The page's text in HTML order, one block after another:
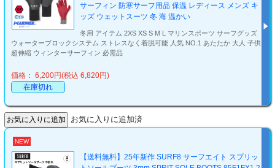
サーフィン 防寒サーフ用品 保温 レディース メンズ キ
ッズ ウェットスーツ 冬 海 温かい
冬用 アイテム 2XS XS S M L マリンスポーツ サーフグッズ
ウォーターブロックシステム ストレスなく着脱可能 人気 NO.1 あたたか 大人 子供
超伸縮 ウィンターサーフィン 必需品
価格： 6,200円(税込 6,820円)
在庫切れ
お気に入りに追加済
NEW
【送料無料】25年新作 SURF8 サーフエイト スプリッ